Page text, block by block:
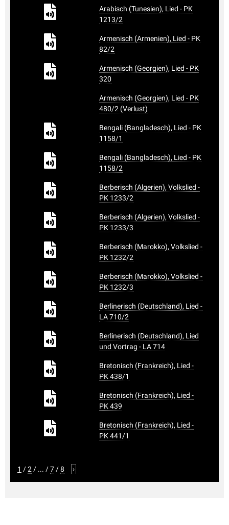
Arabisch (Tunesien), Lied - PK
1213/2
Armenisch (Armenien), Lied - PK
82/2
Armenisch (Georgien), Lied - PK
320
Armenisch (Georgien), Lied - PK
480/2 (Verlust)
Bengali (Bangladesch), Lied - PK
1158/1
Bengali (Bangladesch), Lied - PK
1158/2
Berberisch (Algerien), Volkslied -
PK 1233/2
Berberisch (Algerien), Volkslied -
PK 1233/3
Berberisch (Marokko), Volkslied -
PK 1232/2
Berberisch (Marokko), Volkslied -
PK 1232/3
Berlinerisch (Deutschland), Lied -
LA 710/2
Berlinerisch (Deutschland), Lied
und Vortrag - LA 714
Bretonisch (Frankreich), Lied -
PK 438/1
Bretonisch (Frankreich), Lied -
PK 439
Bretonisch (Frankreich), Lied -
PK 441/1
1 /2 / ... /7 /8 ›